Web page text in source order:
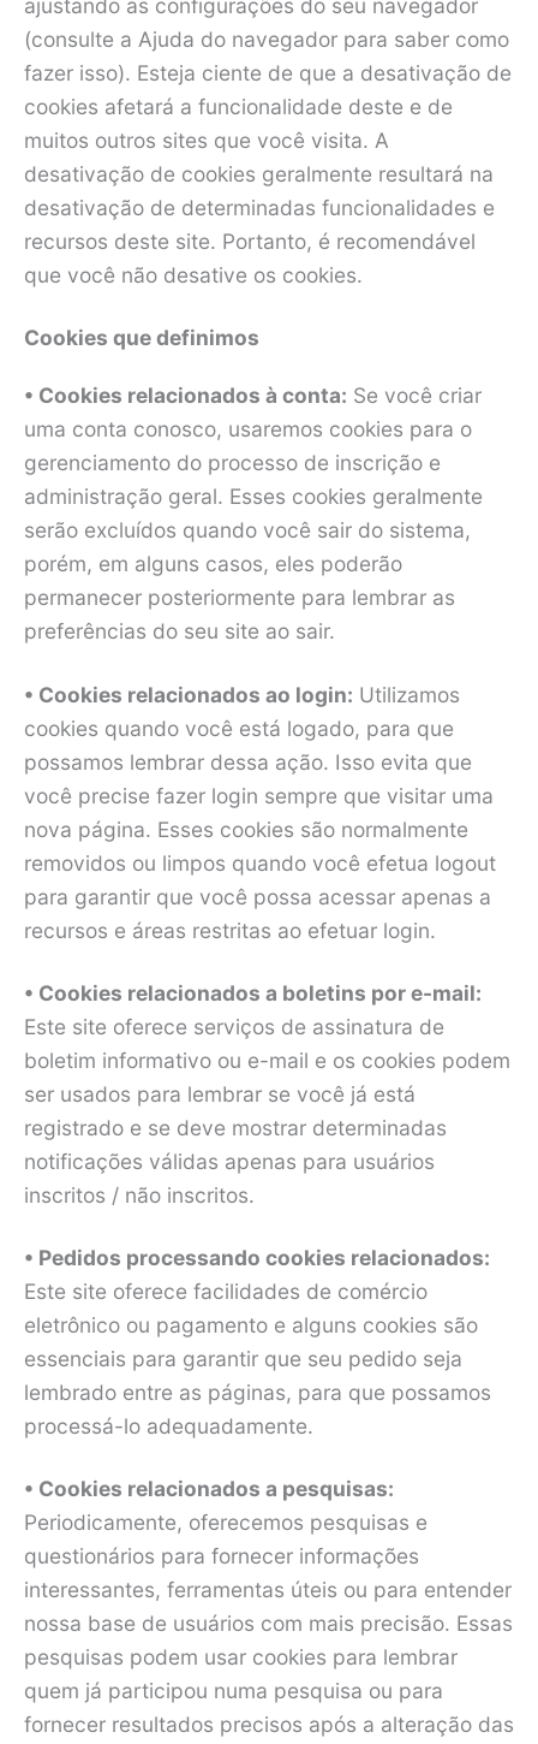
ajustando as configurações do seu navegador
(consulte a Ajuda do navegador para saber como
fazer isso). Esteja ciente de que a desativação de
cookies afetará a funcionalidade deste e de
muitos outros sites que você visita. A
desativação de cookies geralmente resultará na
desativação de determinadas funcionalidades e
recursos deste site. Portanto, é recomendável
que você não desative os cookies.
Cookies que definimos
• Cookies relacionados à conta: Se você criar
uma conta conosco, usaremos cookies para o
gerenciamento do processo de inscrição e
administração geral. Esses cookies geralmente
serão excluídos quando você sair do sistema,
porém, em alguns casos, eles poderão
permanecer posteriormente para lembrar as
preferências do seu site ao sair.
• Cookies relacionados ao login: Utilizamos
cookies quando você está logado, para que
possamos lembrar dessa ação. Isso evita que
você precise fazer login sempre que visitar uma
nova página. Esses cookies são normalmente
removidos ou limpos quando você efetua logout
para garantir que você possa acessar apenas a
recursos e áreas restritas ao efetuar login.
• Cookies relacionados a boletins por e-mail:
Este site oferece serviços de assinatura de
boletim informativo ou e-mail e os cookies podem
ser usados para lembrar se você já está
registrado e se deve mostrar determinadas
notificações válidas apenas para usuários
inscritos / não inscritos.
• Pedidos processando cookies relacionados:
Este site oferece facilidades de comércio
eletrônico ou pagamento e alguns cookies são
essenciais para garantir que seu pedido seja
lembrado entre as páginas, para que possamos
processá-lo adequadamente.
• Cookies relacionados a pesquisas:
Periodicamente, oferecemos pesquisas e
questionários para fornecer informações
interessantes, ferramentas úteis ou para entender
nossa base de usuários com mais precisão. Essas
pesquisas podem usar cookies para lembrar
quem já participou numa pesquisa ou para
fornecer resultados precisos após a alteração das